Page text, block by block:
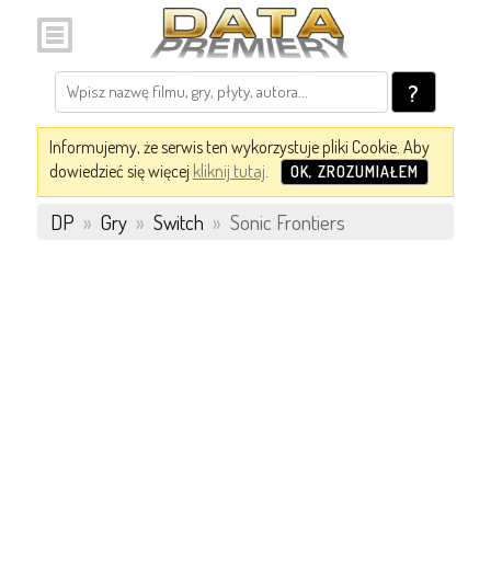
?
Informujemy, że serwis ten wykorzystuje pliki Cookie. Aby
dowiedzieć się więcej kliknij tutaj. OK, ZROZUMIAŁEM
DP » Gry » Switch » Sonic Frontiers